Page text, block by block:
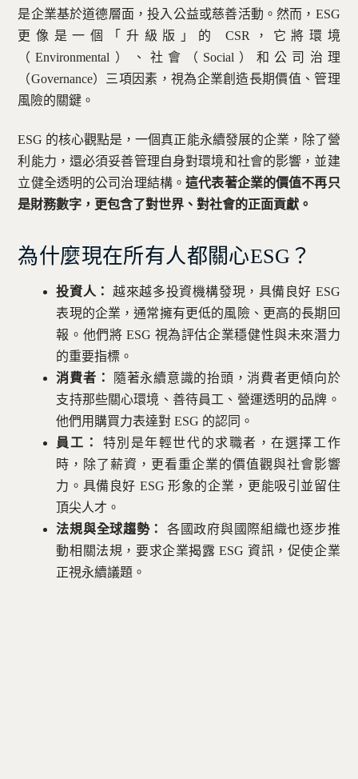
是企業基於道德層面，投入公益或慈善活動。然而，ESG
更像是一個「升級版」的 CSR，它將環境
（Environmental）、社會（Social）和公司治理
（Governance）三項因素，視為企業創造長期價值、管理
風險的關鍵。
ESG 的核心觀點是，一個真正能永續發展的企業，除了營
利能力，還必須妥善管理自身對環境和社會的影響，並建
立健全透明的公司治理結構。這代表著企業的價值不再只
是財務數字，更包含了對世界、對社會的正面貢獻。
為什麼現在所有人都關心ESG？
投資人：
越來越多投資機構發現，具備良好 ESG
表現的企業，通常擁有更低的風險、更高的長期回
報。他們將 ESG 視為評估企業穩健性與未來潛力
的重要指標。
消費者：
隨著永續意識的抬頭，消費者更傾向於
支持那些關心環境、善待員工、營運透明的品牌。
他們用購買力表達對 ESG 的認同。
員工：
特別是年輕世代的求職者，在選擇工作
時，除了薪資，更看重企業的價值觀與社會影響
力。具備良好 ESG 形象的企業，更能吸引並留住
頂尖人才。
法規與全球趨勢：
各國政府與國際組織也逐步推
動相關法規，要求企業揭露 ESG 資訊，促使企業
正視永續議題。